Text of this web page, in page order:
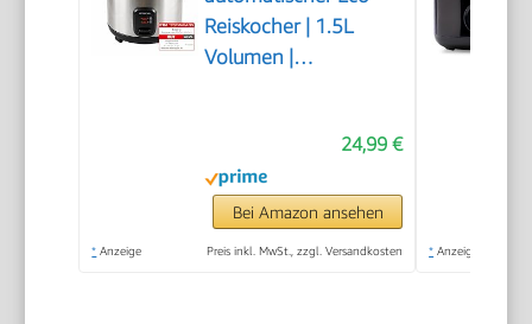
Reiskocher | 1.5L
Volumen |
Antihaftbeschichtung
| Glasdeckel | inkl
Reislöffel +
Messbecher |
24,99 €
Bei Amazon ansehen
* Anzeige Preis inkl. MwSt., zzgl. Versandkosten * Anzeige